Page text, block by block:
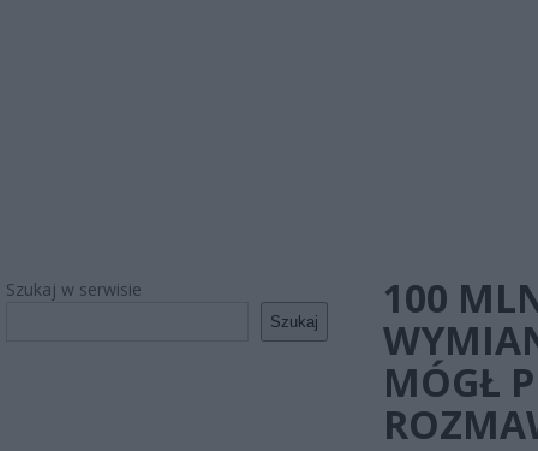
Szukaj w serwisie
Szukaj
100
MÓGŁ